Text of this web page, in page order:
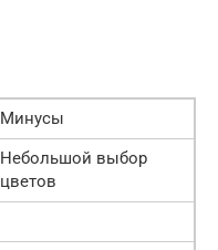
Минусы
Небольшой выбор
цветов